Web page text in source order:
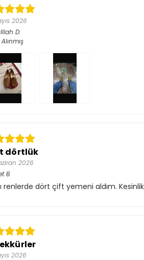
2026
D.
dörtlük
2026
B.
renlerde dört çift yemeni aldım.
2026